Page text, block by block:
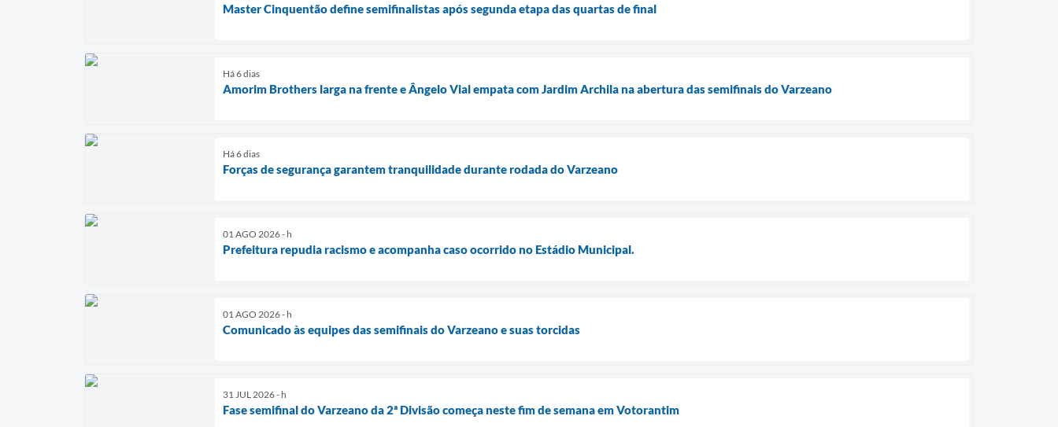
Master Cinquentão define semifinalistas após segunda etapa das quartas de final
Há 6 dias
Amorim Brothers larga na frente e Ângelo Vial empata com Jardim Archila na abertura das semifinais do Varzeano
Há 6 dias
Forças de segurança garantem tranquilidade durante rodada do Varzeano
01 AGO 2026 - h
Prefeitura repudia racismo e acompanha caso ocorrido no Estádio Municipal.
01 AGO 2026 - h
Comunicado às equipes das semifinais do Varzeano e suas torcidas
31 JUL 2026 - h
Fase semifinal do Varzeano da 2ª Divisão começa neste fim de semana em Votorantim